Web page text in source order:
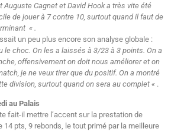
Cagnet et David Hook a très vite été
de jouer à 7 contre 10, surtout quand il faut de
« .
un peu plus encore son analyse globale :
le choc. On les a laissés à 3/23 à 3 points. On a
offensivement on doit nous améliorer et on
je ne veux tirer que du positif. On a montré
division, surtout quand on sera au complet « .
au Palais
fait-il mettre l’accent sur la prestation de
14 pts, 9 rebonds, le tout primé par la meilleure